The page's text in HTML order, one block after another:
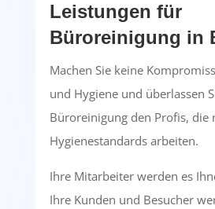
Leistungen für
Büroreinigung in
Machen Sie keine
und Hygiene und überlassen
Büroreinigung den Profis, die
Hygienestandards arbeiten.
Ihre Mitarbeiter werden es
Ihre Kunden und Besucher